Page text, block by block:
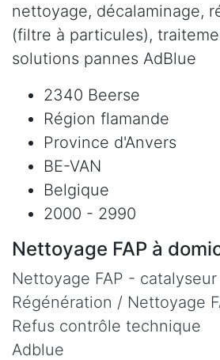
nettoyage, décalaminage,
(filtre à particules),
solutions pannes AdBlue
2340 Beerse
Région flamande
Province d'Anvers
BE-VAN
Belgique
2000 - 2990
Nettoyage FAP à
Nettoyage FAP - catalyseur
Régénération / Nettoyage
Refus contrôle technique
Adblue